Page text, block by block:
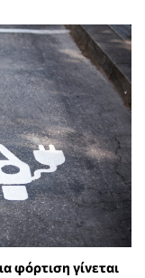
φόρτιση γίνεται